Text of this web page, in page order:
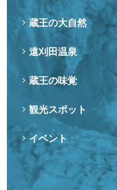
蔵王の大自然
遠刈田温泉
蔵王の味覚
観光スポット
イベント